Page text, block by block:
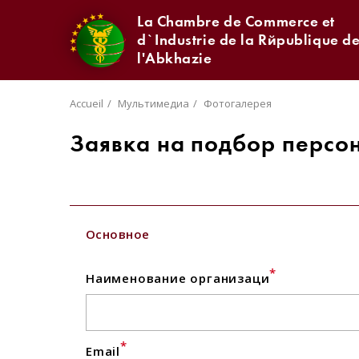
La Chambre de Commerce et
d`Industrie de la République de
l'Abkhazie
Accueil Мультимедиа Фотогалерея
Заявка на подбор
Основное
Наименование организаци*
Email*